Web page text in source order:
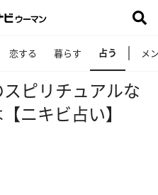
恋する 暮らす 占う メ
ピリチュアルな
ニキビ占い】